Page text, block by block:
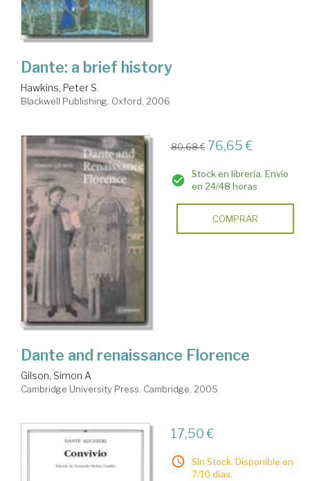
Dante: a brief history
Hawkins, Peter S.
Blackwell Publishing. Oxford, 2006
80,68 € 76,65 €
Stock en librería. Envío
en 24/48 horas
COMPRAR
Dante and renaissance Florence
Gilson, Simon A
Cambridge University Press. Cambridge, 2005
17,50 €
Sin Stock. Disponible en
7/10 días.